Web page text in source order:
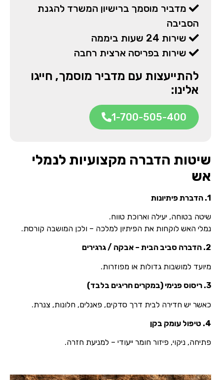
מדביר מוסמך ברישיון המשרד להגנת
הסביבה
שירות 24 שעות ביממה
שירות בפריסה ארצית רחבה
להתייעצות עם מדביר מוסמך, חייגו
אלינו:
1-700-505-400
שיטות הדברה מקצועיות לנמלי
אש
1. הדברת פיתיונות
שיטה בטוחה, יעילה וארוכת טווח.
נמלי האש לוקחות את הפיתיון למלכה – ולכן המושבה קורסת.
2. הדברה סביב הבית – אבקה / גרגירים
מיועד למושבות גדולות או מפוזרות.
3. ריסוס פנימי (במקרים חריגים בלבד)
כאשר יש חדירה לבית דרך סדקים, פאנלים, חלונות, צנרת.
4. טיפול עומק בקן
פתיחה, ניקוי, פיזור חומר ייעודי – למניעת חזרה.